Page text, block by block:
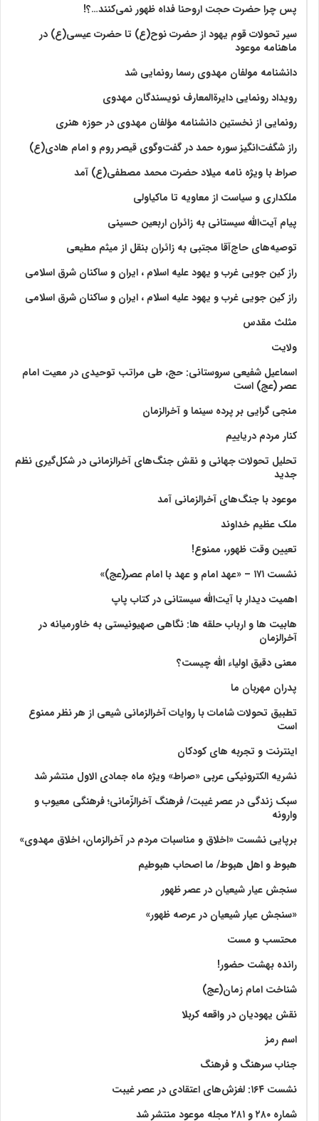
پس چرا حضرت حجت اروحنا فداه ظهور نمی‌کنند…؟!
سیر تحولات قوم یهود از حضرت نوح(ع) تا حضرت عیسی(ع) در
ماهنامه موعود
دانشنامه مولفان مهدوی رسما رونمایی شد
رویداد رونمایی دایرةالمعارف نویسندگان مهدوی
رونمایی از نخستین دانشنامه مؤلفان مهدوی در حوزه هنری
راز شگفت‌انگیز سوره حمد در گفت‌وگوی قیصر روم و امام هادی(ع)
صراط با ویژه نامه میلاد حضرت محمد مصطفی(ع) آمد
ملکداری و سیاست از معاویه تا ماکیاولی
پیام آیت‌الله سیستانی به زائران اربعین حسینی
توصیه‌های حاج‌آقا مجتبی به زائران بنقل از میثم مطیعی
راز کین جویی غرب و یهود علیه اسلام ، ایران و ساکنان شرق اسلامی
راز کین جویی غرب و یهود علیه اسلام ، ایران و ساکنان شرق اسلامی
مثلث مقدس
ولايت‏
اسماعیل شفیعی سروستانی: حج، طی مراتب توحیدی در معیت امام
عصر (عج) است
منجی گرایی بر پرده سینما و آخرالزمان
کنار مردم دریاییم
تحلیل تحولات جهانی و نقش جنگ‌های آخرالزمانی در شکل‌گیری نظم
جدید
موعود با جنگ‌های آخرالزمانی آمد
ملک عظیم خداوند
تعیین وقت ظهور، ممنوع!
نشست ۱۷۱ – «عهد امام و عهد با امام عصر(عج)»
اهمیت دیدار با آیت‌الله سیستانی در کتاب پاپ
هابیت ها و ارباب حلقه ها: نگاهی صهیونیستی به خاورمیانه در
آخرالزمان
معنی دقیق اولیاء الله چیست؟
پدران مهربان ما
تطبیق تحولات شامات با روایات آخرالزمانی شیعی از هر نظر ممنوع
است
اینترنت و تجربه های کودکان
نشریه الکترونیکی عربی «صراط» ویژه ماه جمادی الاول منتشر شد
سبک زندگی در عصر غیبت/ فرهنگ آخرالزّمانی؛ فرهنگی معیوب و
وارونه
برپایی نشست «اخلاق و مناسبات مردم در آخرالزمان، اخلاق مهدوی»
هبوط و اهل هبوط/ ما اصحاب هبوطیم
سنجش عیار شیعیان در عصر ظهور
«سنجش عیار شیعیان در عرصه ظهور»
محتسب و مست
رانده بهشت‌ حضور!
شناخت امام زمان(عج)
نقش یهودیان در واقعه کربلا
اسم رمز
جناب سرهنگ و فرهنگ
نشست ۱۶۴: لغزش‌های اعتقادی در عصر غیبت
شماره ۲۸۰ و ۲۸۱ مجله موعود منتشر شد